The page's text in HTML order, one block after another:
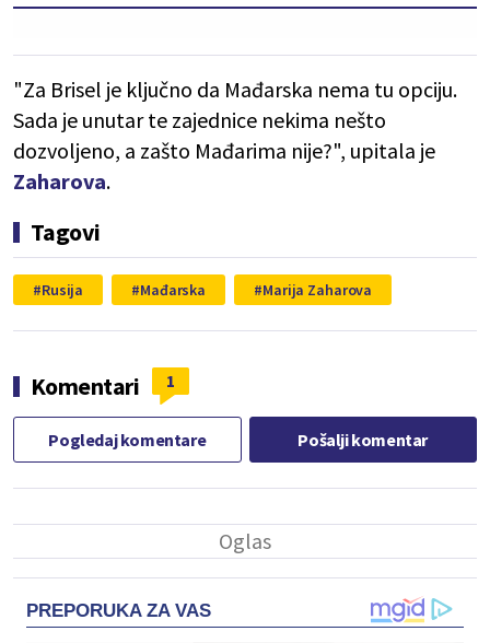
"Za Brisel je ključno da Mađarska nema tu opciju.
Sada je unutar te zajednice nekima nešto
dozvoljeno, a zašto Mađarima nije?", upitala je
Zaharova.
Tagovi
Rusija Mađarska Marija Zaharova
Komentari 1
Pogledaj komentare Pošalji komentar
PREPORUKA ZA VAS